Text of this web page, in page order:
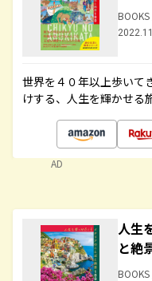
世界を４０年以上歩いて
けする、人生を輝かせる
AD
人生
と絶